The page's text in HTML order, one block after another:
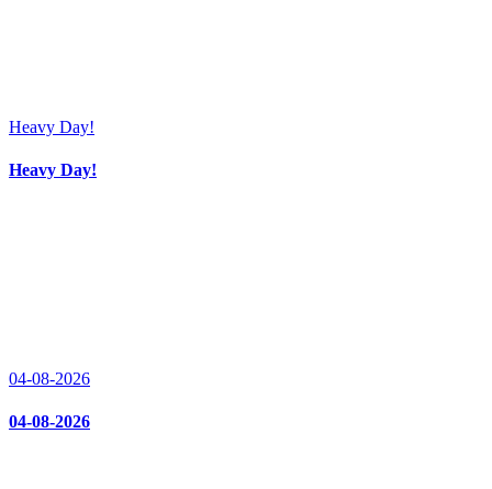
Heavy Day!
Heavy Day!
04-08-2026
04-08-2026